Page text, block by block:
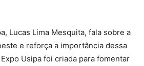
Lucas Lima Mesquita, fala sobre a
e reforça a importância dessa
Usipa foi criada para fomentar